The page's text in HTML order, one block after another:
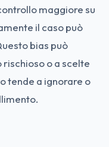
maggiore su
il caso può
bias può
o a scelte
tende a ignorare o